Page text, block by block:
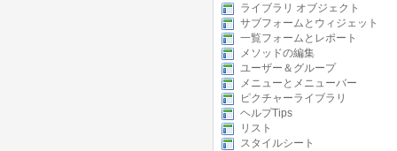
ライブラリ オブジェクト
サブフォームとウィジェット
一覧フォームとレポート
メソッドの編集
ユーザー＆グループ
メニューとメニューバー
ピクチャーライブラリ
ヘルプTips
リスト
スタイルシート